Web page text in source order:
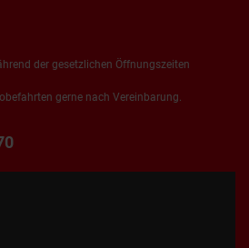
der gesetzlichen Öffnungszeiten
gerne nach Vereinbarung.